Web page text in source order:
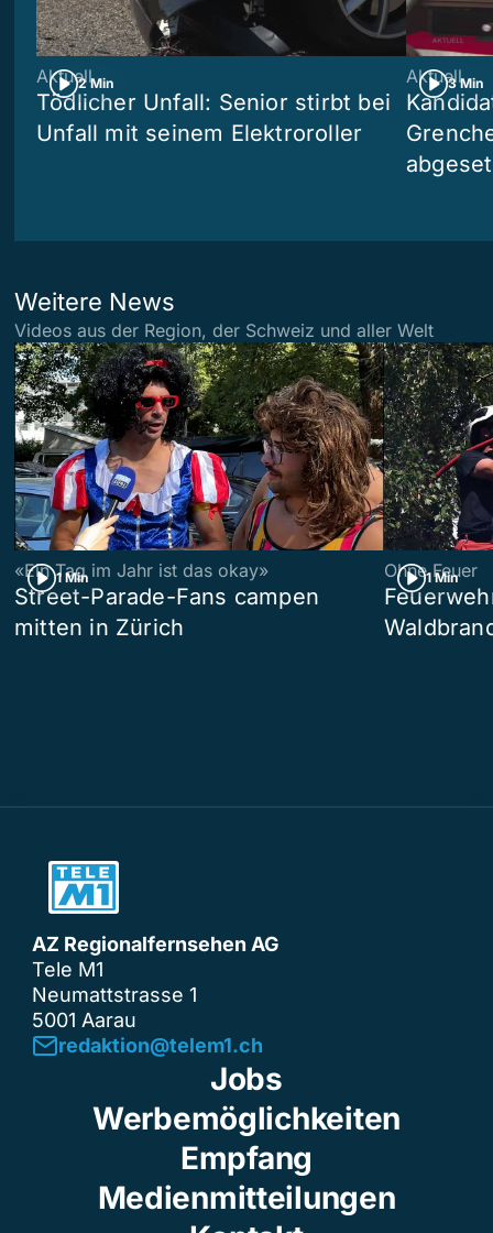
2 Min
Aktuell
Tödlicher Unfall: Senior stirbt bei
Unfall mit seinem Elektroroller
3 Min
Aktuell
Weitere News
Videos aus der Region, der Schweiz und aller Welt
1 Min
«Ein Tag im Jahr ist das okay»
Street-Parade-Fans campen
mitten in Zürich
1 Min
Ohne Feuer
AZ Regionalfernsehen AG
Tele M1
Neumattstrasse 1
5001 Aarau
redaktion@telem1.ch
Jobs
Werbemöglichkeiten
Empfang
Medienmitteilungen